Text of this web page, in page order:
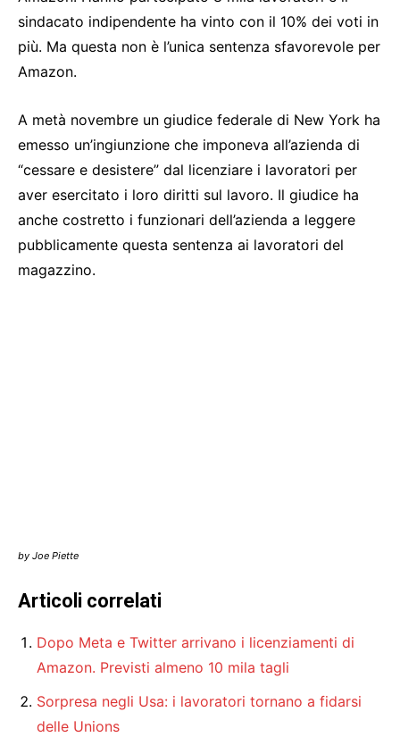
sindacato indipendente ha vinto con il 10% dei voti in
più. Ma questa non è l’unica sentenza sfavorevole per
Amazon.
A metà novembre un giudice federale di New York ha
emesso un’ingiunzione che imponeva all’azienda di
“cessare e desistere” dal licenziare i lavoratori per
aver esercitato i loro diritti sul lavoro. Il giudice ha
anche costretto i funzionari dell’azienda a leggere
pubblicamente questa sentenza ai lavoratori del
magazzino.
by Joe Piette
Articoli correlati
Dopo Meta e Twitter arrivano i licenziamenti di
Amazon. Previsti almeno 10 mila tagli
Sorpresa negli Usa: i lavoratori tornano a fidarsi
delle Unions